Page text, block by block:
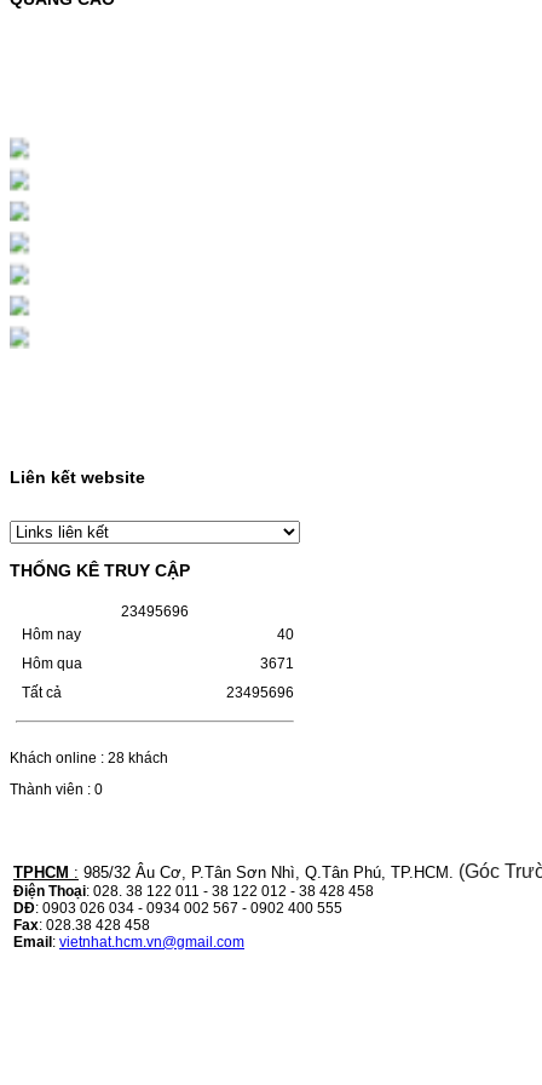
Chọn mua
HỘP MỰC MÀU SAMSUNG
CLT-403S CHO DÒNG MÁY
SL-C435/C436
HỘP MỰC MÀU SAMSUNG CLT-403S CHO
DÒNG MÁY SL-C435/C436MÃ HỘP MỰC:-
Samsung CLT-403S- Loại mực: Mực in laser
HỘP MỰC HP 110A
(W1110A) CHO DÒNG MÁY
LBP 243/MF 461DW
HỘP MỰC HP 110A (W1110A) CHO DÒNG
Hộp mực HP 110A (W1110A)- Loại mực:
Mực in laser trắng đenSỬ DỤNG CHO MÁY
IN:- HP…
Giá : 249.000VND
Chọn mua
HỘP MỰC CANON CRG-070
HỘP MỰC CANON CRG-070 CHO DÒNG
MÁY LBP 243/MF 461DW MÃ HỘP MỰC:–
Hộp mực Canon CRG-070– Loại mực: Mực
in laser trắng đenSỬ DỤNG CHO MÁY IN:–
Liên kết website
THỐNG KÊ TRUY CẬP
23495696
Hôm nay
Hôm qua
Tất cả
40
3671
23495696
Khách online : 28 khách
Thành viên : 0
TPHCM : 985/32 Âu Cơ, P.Tân Sơn Nhì, Q.Tân Phú, TP.HCM. (Góc
Điện Thoại: 028. 38 122 011 - 38 122 012 - 38 428 458
DĐ: 0903 026 034 - 0934 002 567 - 0902 400 555
Fax: 028.38 428 458
Email: vietnhat.hcm.vn@gmail.com